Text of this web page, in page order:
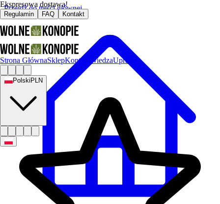
Przejdź do treści głównej
Ekspresowa dostawa!
Regulamin FAQ Kontakt
Strona GłównaSklepKontakt WiedzaUprawa
Polski PLN